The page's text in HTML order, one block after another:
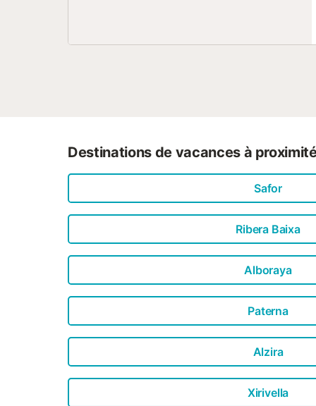
Destinations de vacances à
Safor
Ribera Baixa
Alboraya
Paterna
Alzira
Xirivella